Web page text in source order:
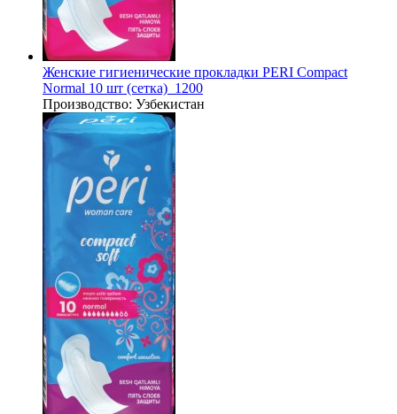
Женские гигиенические прокладки PERI Compact
Normal 10 шт (сетка)_1200
Производство: Узбекистан